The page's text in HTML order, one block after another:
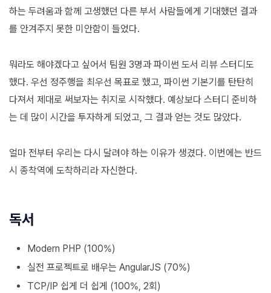
하는 두려움과 함께 고생했던 다른 부서 사람들에게 기대했던 결과
를 안겨주지 못한 미안함이 들었다.
뭐라도 해야겠다고 싶어서 팀원 3명과 파이썬 도서 리뷰 스터디도
했다. 우선 정주행을 최우선 목표로 했고, 파이썬 기본기를 탄탄히
다져서 제대로 써보자는 취지로 시작했다. 예상보다 스터디 준비하
는 데 많이 시간을 투자하게 되었고, 그 결과 얻는 것도 많았다.
얼마 전부터 우리는 다시 달려야 하는 이유가 생겼다. 이번에는 반드
시 종착역에 도착하리라 자신한다.
독서
Modern PHP (100%)
실전 프로젝트로 배우는 AngularJS (70%)
TCP/IP 쉽게 더 쉽게 (100%, 2회)